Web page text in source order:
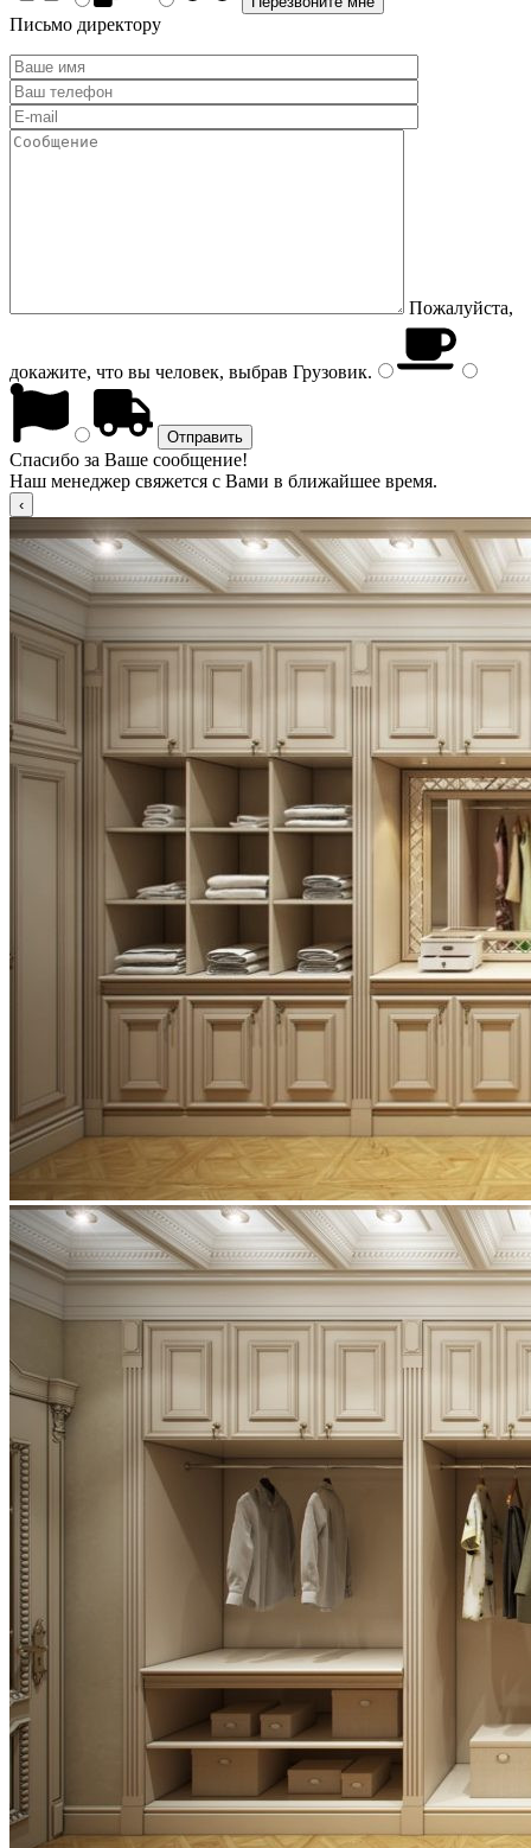
Письмо директору
Пожалуйста,
докажите, что вы человек, выбрав Грузовик.
Спасибо за Ваше сообщение!
Наш менеджер свяжется с Вами в ближайшее время.